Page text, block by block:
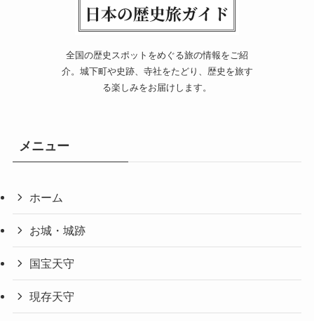
全国の歴史スポットをめぐる旅の情報をご紹
介。城下町や史跡、寺社をたどり、歴史を旅す
る楽しみをお届けします。
メニュー
ホーム
お城・城跡
国宝天守
現存天守